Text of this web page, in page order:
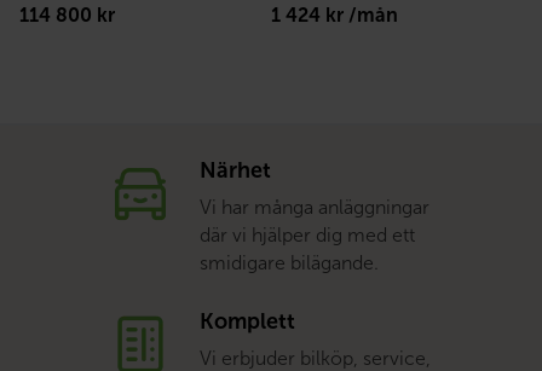
114 800 kr 1 424 kr /mån
Närhet
Vi har många anläggningar
där vi hjälper dig med ett
smidigare bilägande.
Komplett
Vi erbjuder bilköp, service,